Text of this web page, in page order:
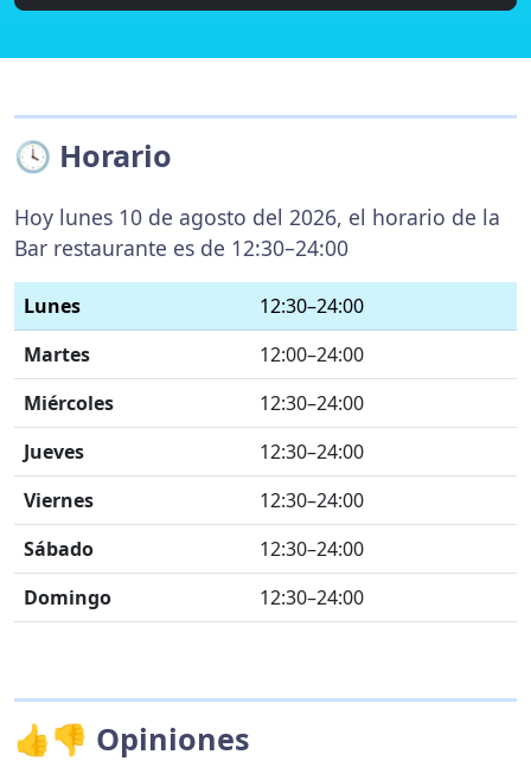
🕓 Horario
Hoy lunes 10 de agosto del 2026, el horario de la
Bar restaurante es de 12:30–24:00
Lunes
12:30–24:00
Martes
12:00–24:00
Miércoles
12:30–24:00
Jueves
12:30–24:00
Viernes
12:30–24:00
Sábado
12:30–24:00
Domingo
12:30–24:00
👍👎 Opiniones